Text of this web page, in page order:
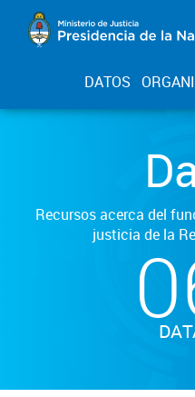
DATOS
Recursos acerca del
justicia de la